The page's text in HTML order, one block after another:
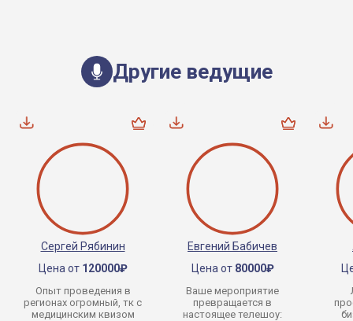
Другие ведущие
Сергей Рябинин
Цена от 120000₽
Опыт проведения в
регионах огромный, тк с
медицинским квизом
Евгений Бабичев
Цена от 80000₽
Ваше мероприятие
превращается в
настоящее телешоу: